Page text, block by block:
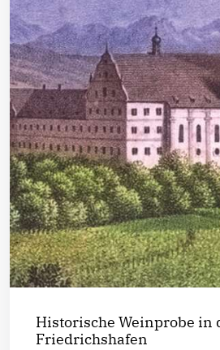
Historische Weinprobe in
Friedrichshafen